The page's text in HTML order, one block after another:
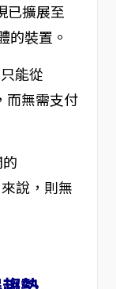
已擴展至
的裝置。
能從
而無需支付
說，則無